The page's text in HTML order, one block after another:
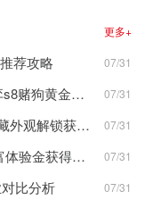
。
爱。
更多+
荐攻略 07/31
云顶s8赌狗超英平民阵容推荐-云顶之弈s8赌狗黄金军团阵容玩法攻略 07/31
魔兽世界7.0武器 狂怒 防护战士神器隐藏外观解锁获取攻略 07/31
指旺财富体验金是什么 怎么用 指旺财富体验金获得方法 07/31
比分析 07/31